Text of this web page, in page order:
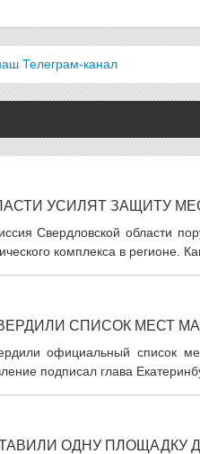
Телеграм-канал
УСИЛЯТ ЗАЩИТУ
Свердловской области
комплекса в регионе.
СПИСОК МЕСТ
официальный список
подписал глава
ОДНУ ПЛОЩАДКУ